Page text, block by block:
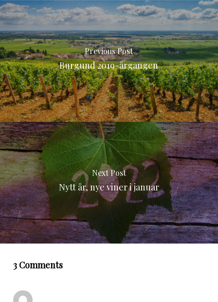
Previous Post
Burgund 2019-årgangen
Next Post
Nytt år, nye viner i januar
3 Comments